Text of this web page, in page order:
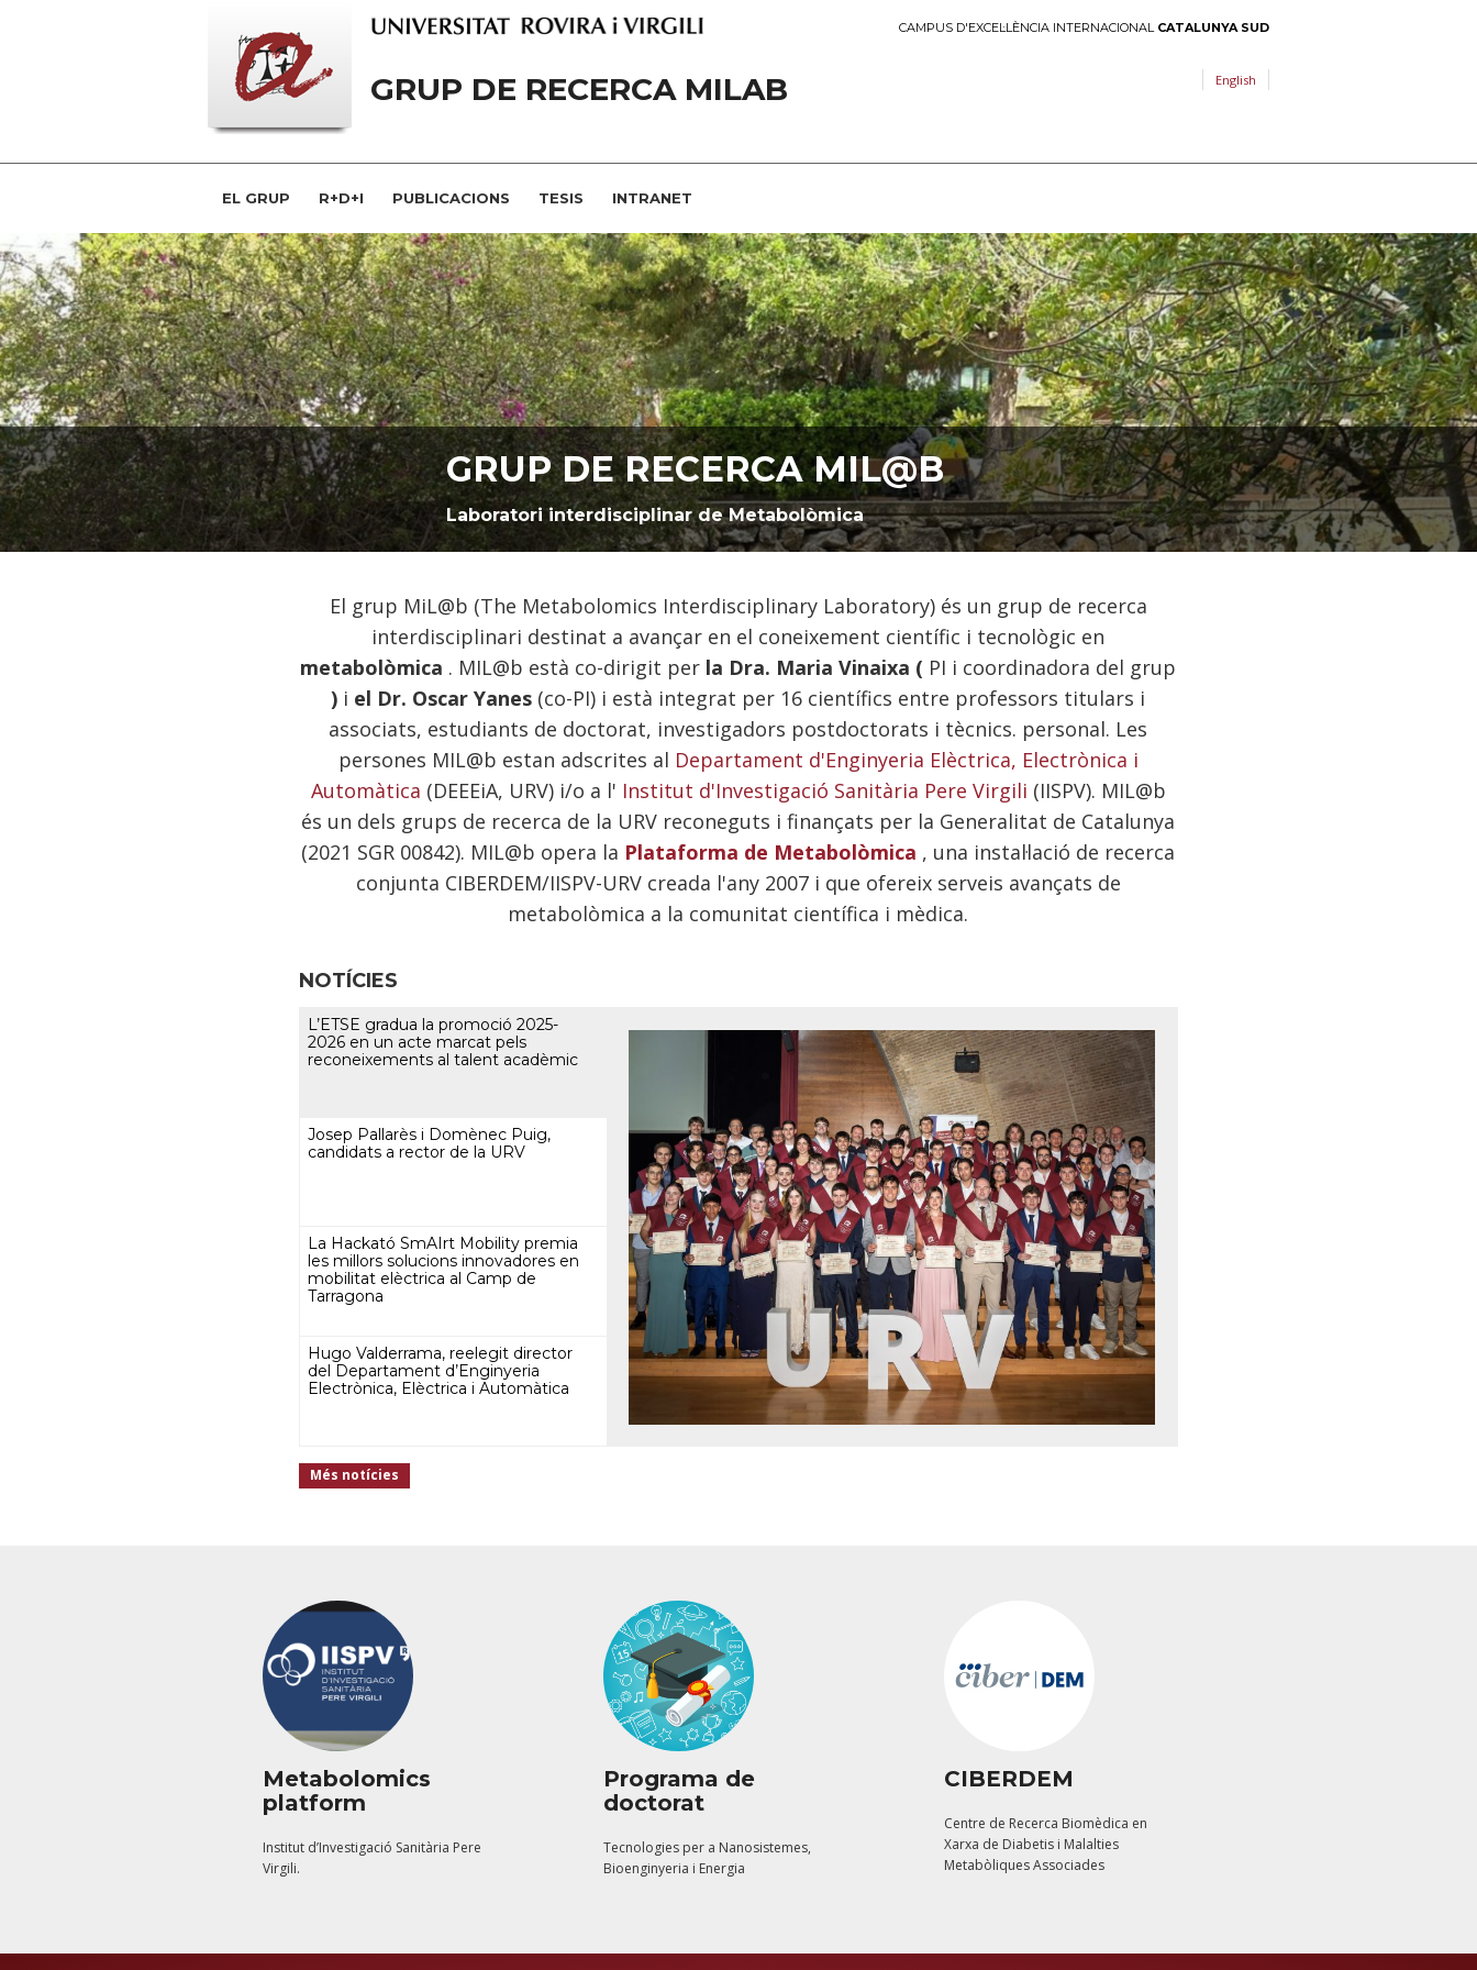
CAMPUS D'EXCEL·LÈNCIA INTERNACIONAL CATALUNYA SUD
GRUP DE RECERCA MILAB English
EL GRUP R+D+I PUBLICACIONS TESIS INTRANET
GRUP DE RECERCA MIL@B
Laboratori interdisciplinar de Metabolòmica
El grup MiL@b (The Metabolomics Interdisciplinary Laboratory) és un grup de recerca
interdisciplinari destinat a avançar en el coneixement científic i tecnològic en
metabolòmica . MIL@b està co-dirigit per la Dra. Maria Vinaixa ( PI i coordinadora del grup
) i el Dr. Oscar Yanes (co-PI) i està integrat per 16 científics entre professors titulars i
associats, estudiants de doctorat, investigadors postdoctorats i tècnics. personal. Les
persones MIL@b estan adscrites al Departament d'Enginyeria Elèctrica, Electrònica i
Automàtica (DEEEiA, URV) i/o a l' Institut d'Investigació Sanitària Pere Virgili (IISPV). MIL@b
és un dels grups de recerca de la URV reconeguts i finançats per la Generalitat de Catalunya
(2021 SGR 00842). MIL@b opera la Plataforma de Metabolòmica , una instal·lació de recerca
conjunta CIBERDEM/IISPV-URV creada l'any 2007 i que ofereix serveis avançats de
metabolòmica a la comunitat científica i mèdica.
NOTÍCIES
L’ETSE gradua la promoció 2025-
2026 en un acte marcat pels
reconeixements al talent acadèmic
Josep Pallarès i Domènec Puig,
candidats a rector de la URV
La Hackató SmAIrt Mobility premia
les millors solucions innovadores en
mobilitat elèctrica al Camp de
Tarragona
Hugo Valderrama, reelegit director
del Departament d’Enginyeria
Electrònica, Elèctrica i Automàtica
Més notícies
Metabolomics
platform
Institut d’Investigació Sanitària Pere
Virgili.
Programa de
doctorat
Tecnologies per a Nanosistemes,
Bioenginyeria i Energia
CIBERDEM
Centre de Recerca Biomèdica en
Xarxa de Diabetis i Malalties
Metabòliques Associades